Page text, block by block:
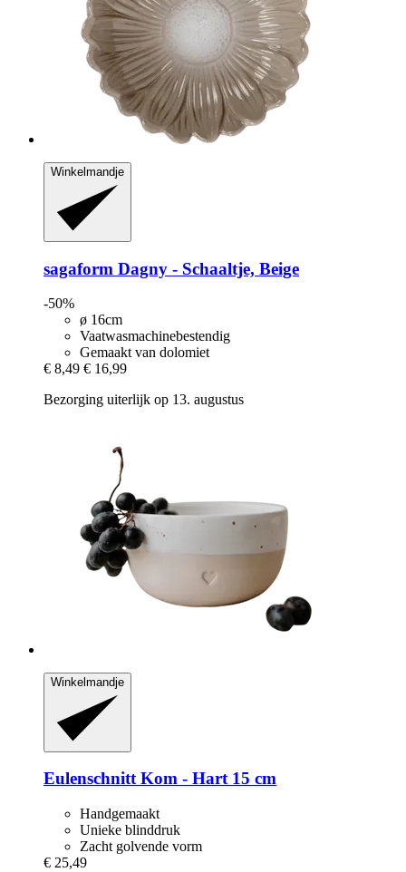
Winkelmandje
sagaform Dagny -​ Schaaltje, Beige
-50%
ø 16cm
Vaatwasmachinebestendig
Gemaakt van dolomiet
€ 8,49 € 16,99
Bezorging uiterlijk op 13. augustus
Winkelmandje
EulenschnittKom -​ Hart 15 cm
Handgemaakt
Unieke blinddruk
Zacht golvende vorm
€ 25,49